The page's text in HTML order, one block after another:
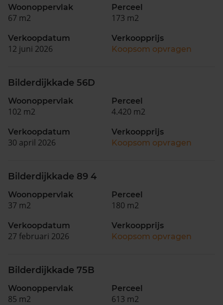
Woonoppervlak
67 m2
Perceel
173 m2
Verkoopdatum
12 juni 2026
Verkoopprijs
Koopsom opvragen
Bilderdijkkade 56D
Woonoppervlak
102 m2
Perceel
4.420 m2
Verkoopdatum
30 april 2026
Verkoopprijs
Koopsom opvragen
Bilderdijkkade 89 4
Woonoppervlak
37 m2
Perceel
180 m2
Verkoopdatum
27 februari 2026
Verkoopprijs
Koopsom opvragen
Bilderdijkkade 75B
Woonoppervlak
85 m2
Perceel
613 m2